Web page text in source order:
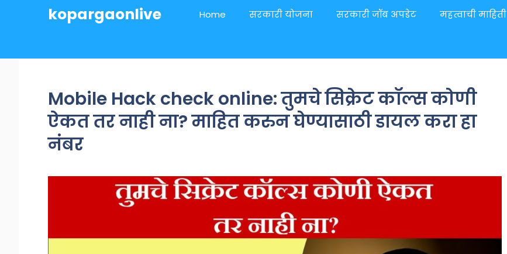
kopargaonlive Home सरकारी योजना सरकारी जॉब अपडेट महत्वाची माहिती
Mobile Hack check online: तुमचे सिक्रेट कॉल्स कोणी
ऐकत तर नाही ना? माहित करुन घेण्यासाठी डायल करा हा
नंबर